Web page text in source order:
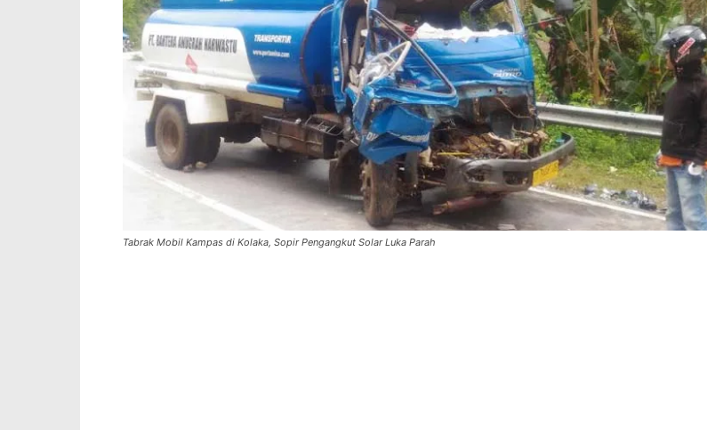
Tabrak Mobil Kampas di Kolaka, Sopir Pengangkut Solar Luka Parah